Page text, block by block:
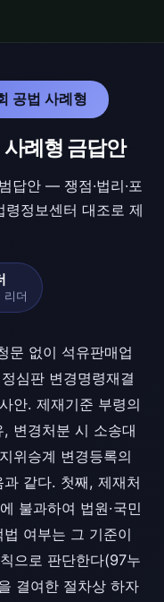
공법 사례형
례형 금답안
답안 — 쟁점·법리·포
령정보센터 대조로 제
리더
문 없이 석유판매업
심판 변경명령재결
안. 제재기준 부령의
변경처분 시 소송대
위승계 변경등록의
같다. 첫째, 제재처
불과하여 법원·국민
여부는 그 기준이
으로 판단한다(97누
결여한 절차상 하자